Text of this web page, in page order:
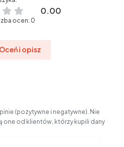
0.00
ocen: 0
Oceń i opisz
(pozytywne i negatywne). Nie
one od klientów, którzy kupili dany